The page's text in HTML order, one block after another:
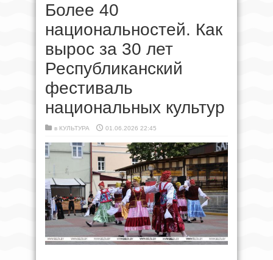
Более 40
национальностей. Как
вырос за 30 лет
Республиканский
фестиваль
национальных культур
в КУЛЬТУРА 01.06.2026 22:45